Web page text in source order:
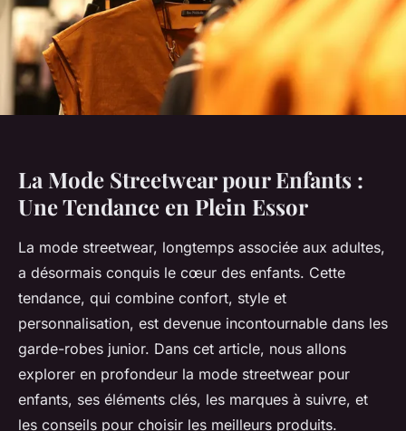
La Mode Streetwear pour Enfants :
Une Tendance en Plein Essor
La mode streetwear, longtemps associée aux adultes,
a désormais conquis le cœur des enfants. Cette
tendance, qui combine confort, style et
personnalisation, est devenue incontournable dans les
garde-robes junior. Dans cet article, nous allons
explorer en profondeur la mode streetwear pour
enfants, ses éléments clés, les marques à suivre, et
les conseils pour choisir les meilleurs produits.